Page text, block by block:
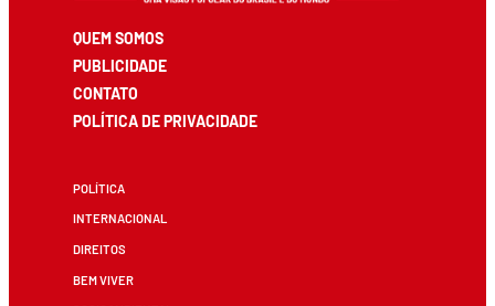
QUEM SOMOS
PUBLICIDADE
CONTATO
POLÍTICA DE PRIVACIDADE
POLÍTICA
INTERNACIONAL
DIREITOS
BEM VIVER